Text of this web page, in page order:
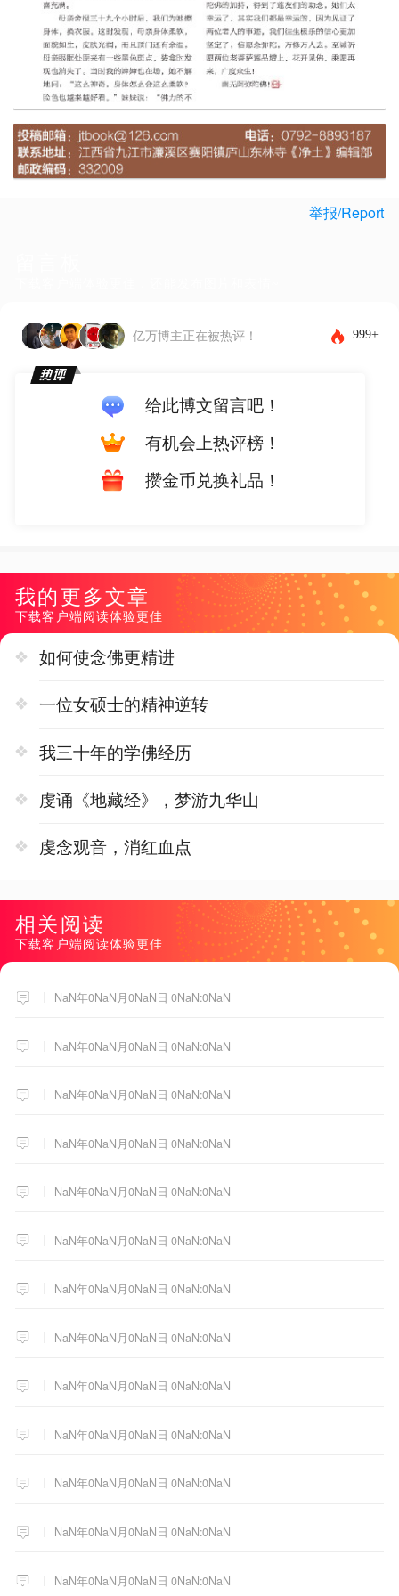
举报/Report
亿万博主正在被热评！ 999+
给此博文留言吧！
有机会上热评榜！
攒金币兑换礼品！
我的更多文章
下载客户端阅读体验更佳
如何使念佛更精进
一位女硕士的精神逆转
我三十年的学佛经历
虔诵《地藏经》，梦游九华山
虔念观音，消红血点
相关阅读
下载客户端阅读体验更佳
NaN年0NaN月0NaN日 0NaN:0NaN
NaN年0NaN月0NaN日 0NaN:0NaN
NaN年0NaN月0NaN日 0NaN:0NaN
NaN年0NaN月0NaN日 0NaN:0NaN
NaN年0NaN月0NaN日 0NaN:0NaN
NaN年0NaN月0NaN日 0NaN:0NaN
NaN年0NaN月0NaN日 0NaN:0NaN
NaN年0NaN月0NaN日 0NaN:0NaN
NaN年0NaN月0NaN日 0NaN:0NaN
NaN年0NaN月0NaN日 0NaN:0NaN
NaN年0NaN月0NaN日 0NaN:0NaN
NaN年0NaN月0NaN日 0NaN:0NaN
NaN年0NaN月0NaN日 0NaN:0NaN